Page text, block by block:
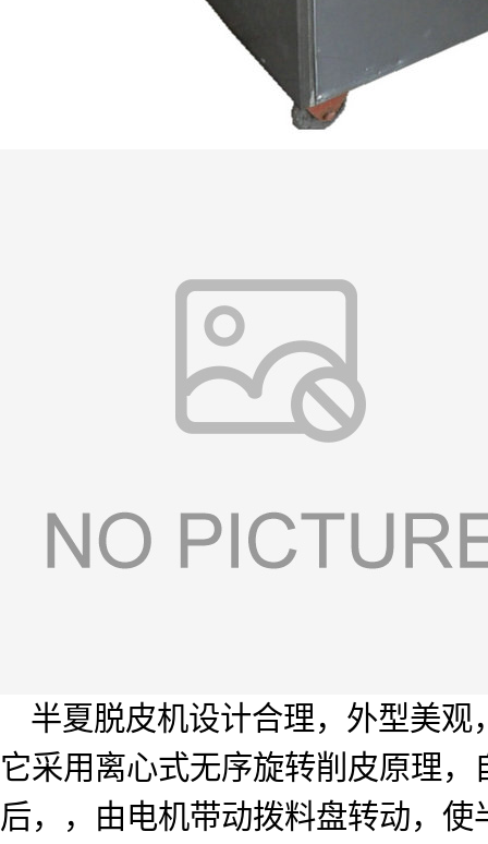
半夏脱皮机设计合理，外型美
它采用离心式无序旋转削皮原理
后，，由电机带动拨料盘转动，